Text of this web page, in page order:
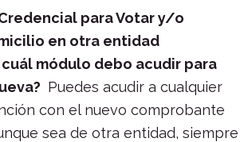
para Votar y/o
en otra entidad
módulo debo acudir para
Puedes acudir a cualquier
con el nuevo comprobante
sea de otra entidad, siempre